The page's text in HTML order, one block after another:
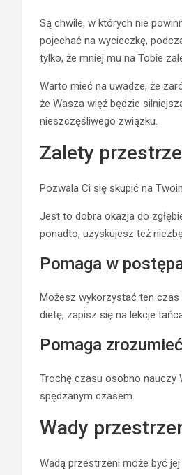
Są chwile, w których nie
pojechać na wycieczkę,
tylko, że mniej mu na Tobie
Warto mieć na uwadze, że
że Wasza więź będzie
nieszczęśliwego związku.
Zalety
Pozwala Ci się skupić na
Jest to dobra okazja do
ponadto, uzyskujesz też
Pomaga w
Możesz wykorzystać ten czas
dietę, zapisz się na lekcje
Pomaga
Trochę czasu osobno nauczy
spędzanym czasem.
Wady
Wadą przestrzeni może być